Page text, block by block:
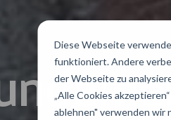
Diese Webseite
funktioniert. Andere
der Webseite zu
„Alle Cookies
ablehnen" verwenden wir